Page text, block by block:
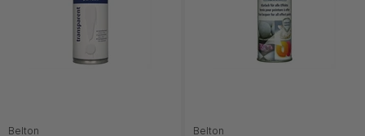
Belton Belton